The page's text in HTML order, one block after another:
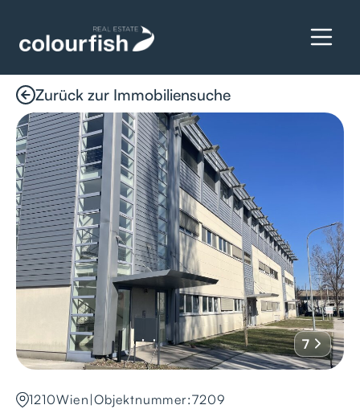
Zurück zur Immobiliensuche
7
1210Wien |Objektnummer:7209
Details anfragen